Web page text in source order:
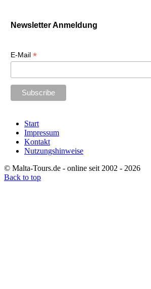
Newsletter Anmeldung
E-Mail *
Start
Impressum
Kontakt
Nutzungshinweise
© Malta-Tours.de - online seit 2002 - 2026
Back to top